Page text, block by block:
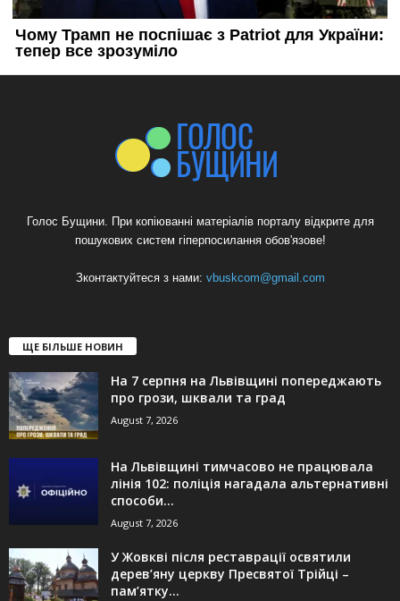
Голос Бущини. При копіюванні матеріалів порталу відкрите для
пошукових систем гіперпосилання обов'язове!
Зконтактуйтеся з нами: vbuskcom@gmail.com
ЩЕ БІЛЬШЕ НОВИН
На 7 серпня на Львівщині попереджають
про грози, шквали та град
August 7, 2026
На Львівщині тимчасово не працювала
лінія 102: поліція нагадала альтернативні
способи...
August 7, 2026
У Жовкві після реставрації освятили
дерев’яну церкву Пресвятої Трійці –
пам’ятку...